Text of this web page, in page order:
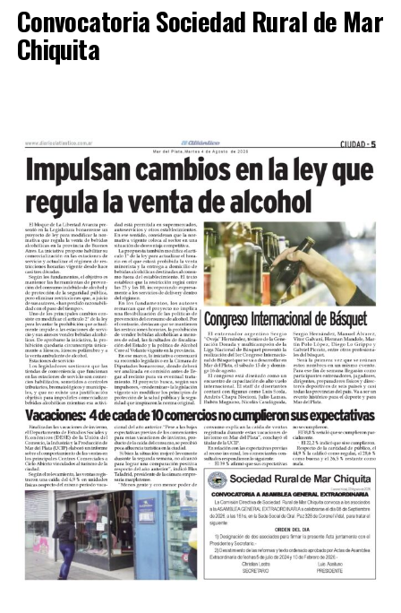
Convocatoria Sociedad Rural de Mar
Chiquita